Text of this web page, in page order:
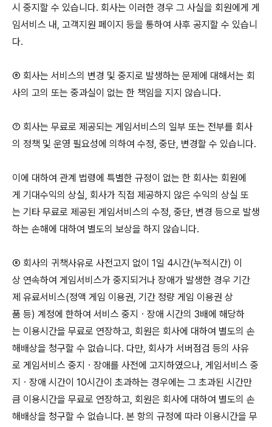
시 중지할 수 있습니다. 회사는 이러한 경우 그 사실을 회원에게 게
임서비스 내, 고객지원 페이지 등을 통하여 사후 공지할 수 있습니
다.
⑥ 회사는 서비스의 변경 및 중지로 발생하는 문제에 대해서는 회
사의 고의 또는 중과실이 없는 한 책임을 지지 않습니다.
⑦ 회사는 무료로 제공되는 게임서비스의 일부 또는 전부를 회사
의 정책 및 운영 필요성에 의하여 수정, 중단, 변경할 수 있습니다.
이에 대하여 관계 법령에 특별한 규정이 없는 한 회사는 회원에
게 기대수익의 상실, 회사가 직접 제공하지 않은 수익의 상실 또
는 기타 무료로 제공된 게임서비스의 수정, 중단, 변경 등으로 발생
하는 손해에 대하여 별도의 보상을 하지 않습니다.
⑧ 회사의 귀책사유로 사전고지 없이 1일 4시간(누적시간) 이
상 연속하여 게임서비스가 중지되거나 장애가 발생한 경우 기간
제 유료서비스(정액 게임 이용권, 기간 정량 게임 이용권 상
품 등) 계정에 한하여 서비스 중지ㆍ장애 시간의 3배에 해당하
는 이용시간을 무료로 연장하고, 회원은 회사에 대하여 별도의 손
해배상을 청구할 수 없습니다. 다만, 회사가 서버점검 등의 사유
로 게임서비스 중지ㆍ장애를 사전에 고지하였으나, 게임서비스 중
지ㆍ장애 시간이 10시간이 초과하는 경우에는 그 초과된 시간만
큼 이용시간을 무료로 연장하고, 회원은 회사에 대하여 별도의 손
해배상을 청구할 수 없습니다. 본 항의 규정에 따라 이용시간을 무